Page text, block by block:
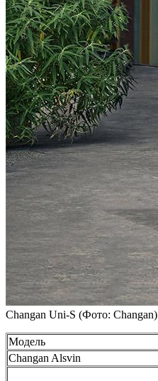
Changan Uni-S (Фото: Changan)
Модель
Changan Alsvin